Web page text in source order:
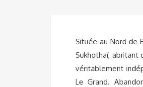
Située au Nord de
Sukhothaï, abritant
véritablement
Le Grand.